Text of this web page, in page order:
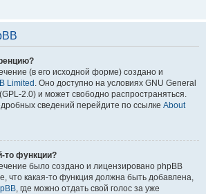
(в его исходной форме) создано и
Limited . Оно доступно на условиях GNU General
2.0) и может свободно распространяться.
сведений перейдите по ссылке About
то функции?
было создано и лицензировано phpBB
что какая-то функция должна быть добавлена,
, где можно отдать свой голос за уже